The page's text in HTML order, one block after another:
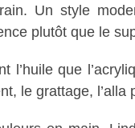
Un style
plutôt que le
l’huile que
le grattage,